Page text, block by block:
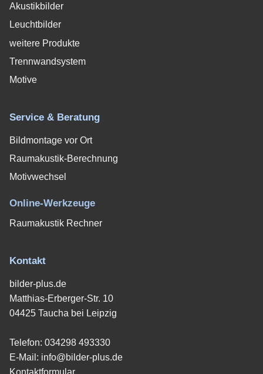
Akustikbilder
Leuchtbilder
weitere Produkte
Trennwandsystem
Motive
Service & Beratung
Bildmontage vor Ort
Raumakustik-Berechnung
Motivwechsel
Online-Werkzeuge
Raumakustik Rechner
Kontakt
bilder-plus.de
Matthias-Erberger-Str. 10
04425 Taucha bei Leipzig
Telefon: 034298 493330
E-Mail: info@bilder-plus.de
Kontaktformular